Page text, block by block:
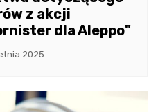
z akcji
dla Aleppo"
2025